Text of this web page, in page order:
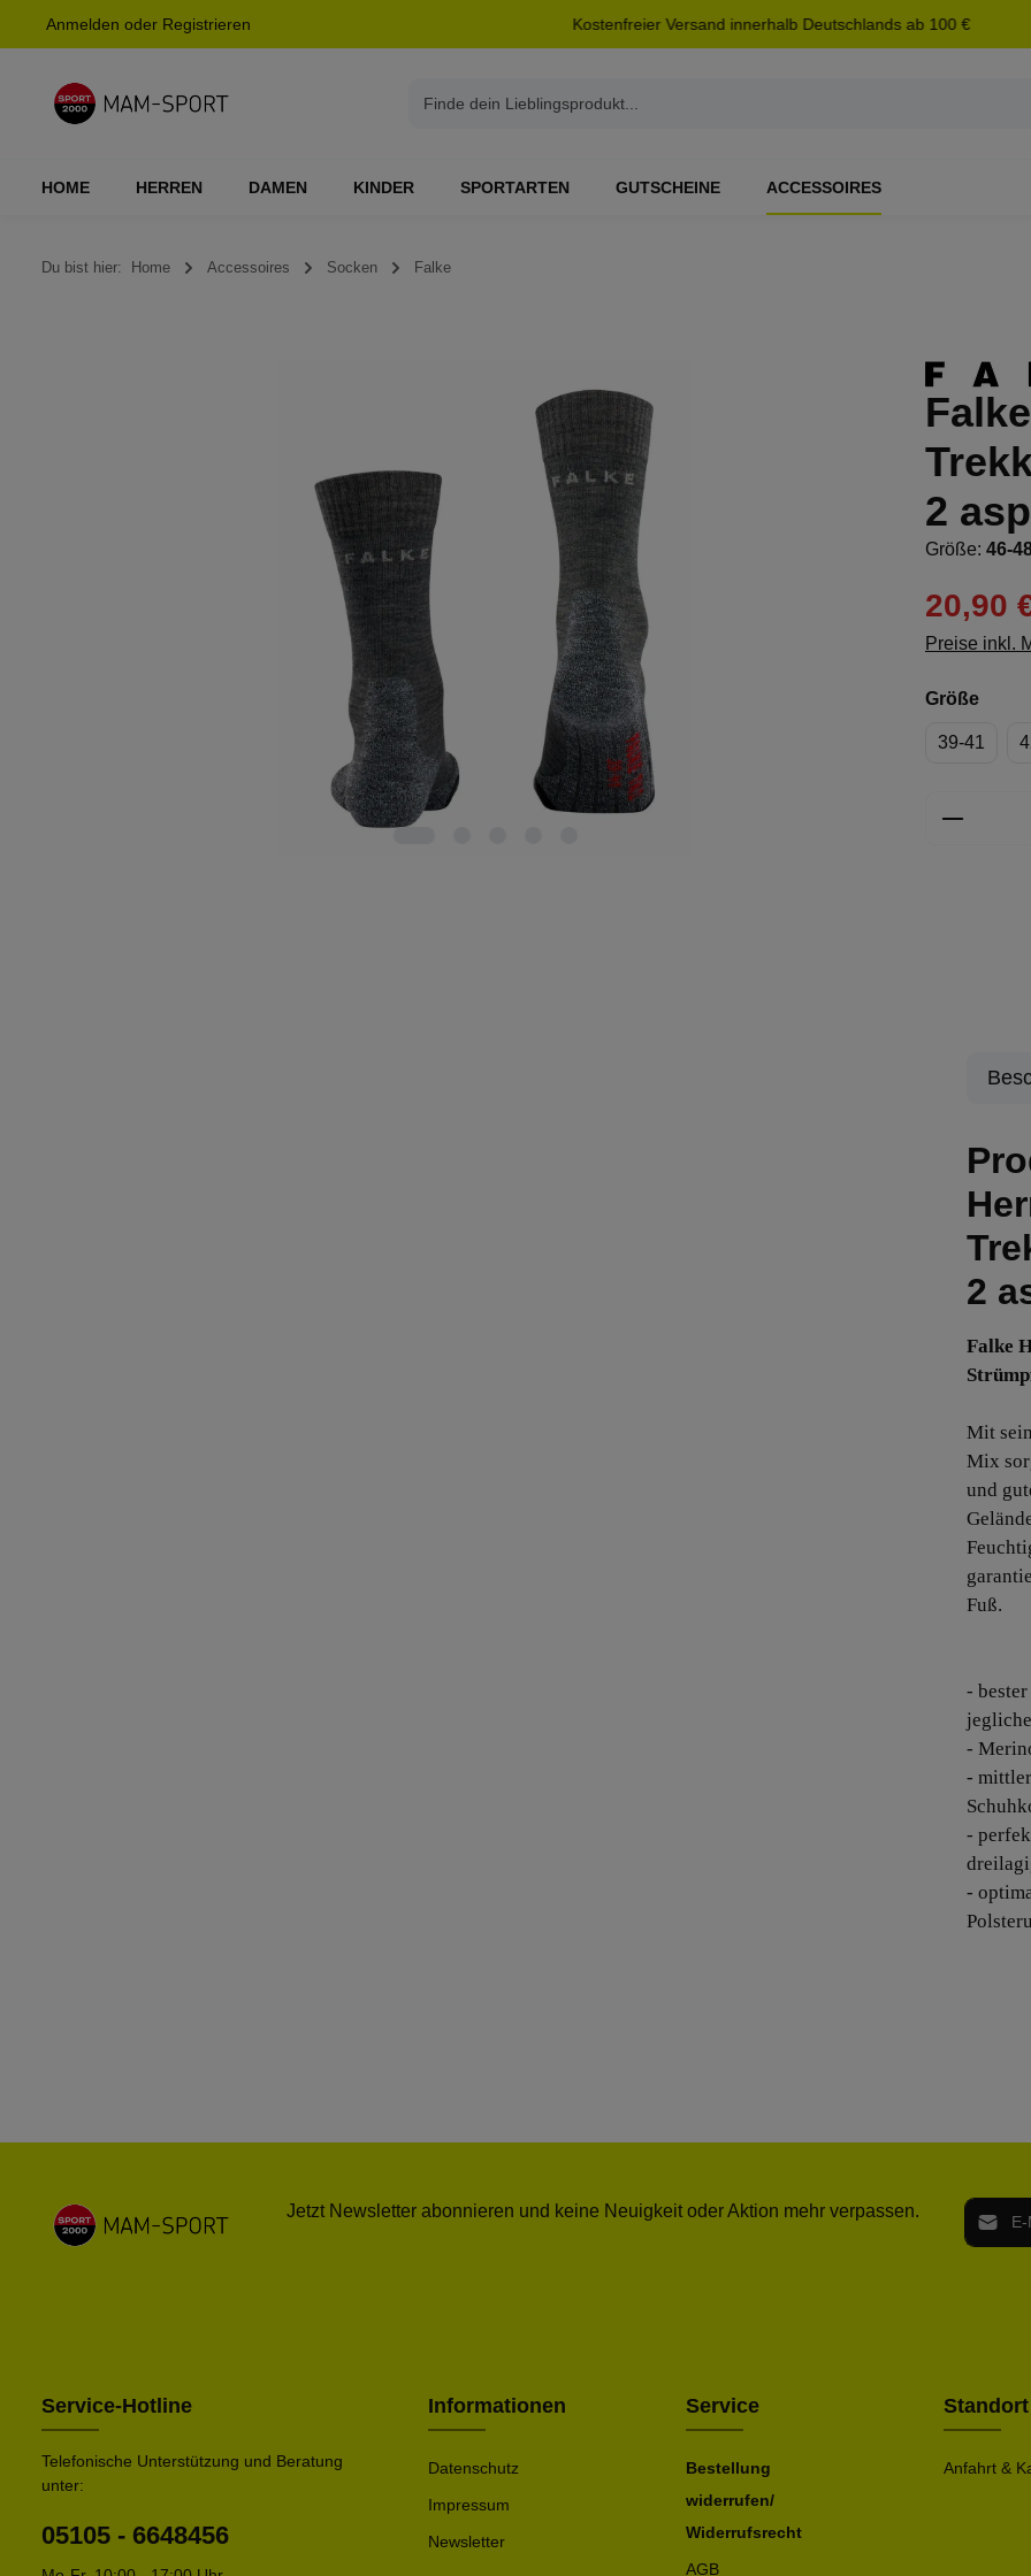
Zur Hauptnavigation springen
Anmelden oder Registrieren Kostenfreier Versand innerhalb Deutschlands ab 100 €
HOME HERREN DAMEN KINDER SPORTARTEN GUTSCHEINE ACCESSOIRES
Du bist hier: Home Accessoires Socken Falke
2
Größe: 46-
20,90
Preise inkl.
Größe
39-41
2
Falke
Mit
Mix
und
Fuß.
-
-
-
-
-
Jetzt Newsletter abonnieren und keine Neuigkeit oder Aktion mehr verpassen. E-Mail-
Service-Hotline
Telefonische Unterstützung und Beratung
unter:
05105 - 6648456
Informationen
Datenschutz
Impressum
Newsletter
Service
Bestellung
widerrufen/
Widerrufsrecht
AGB
Standort
Anfahrt &